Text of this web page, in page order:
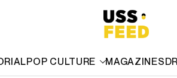
POP CULTURE MAGAZINES